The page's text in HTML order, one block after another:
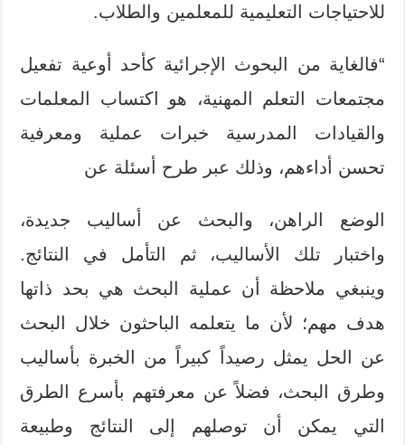
للاحتياجات التعليمية للمعلمين والطلاب.
“فالغاية من البحوث الإجرائية كأحد أوعية تفعيل
مجتمعات التعلم المهنية، هو اكتساب المعلمات
والقيادات المدرسية خبرات عملية ومعرفية
تحسن أداءهم، وذلك عبر طرح أسئلة عن
الوضع الراهن، والبحث عن أساليب جديدة،
واختبار تلك الأساليب، ثم التأمل في النتائج.
وينبغي ملاحظة أن عملية البحث هي بحد ذاتها
هدف مهم؛ لأن ما يتعلمه الباحثون خلال البحث
عن الحل يمثل رصيداً كبيراً من الخبرة بأساليب
وطرق البحث، فضلاً عن معرفتهم بأسرع الطرق
التي يمكن أن توصلهم إلى النتائج وطبيعة